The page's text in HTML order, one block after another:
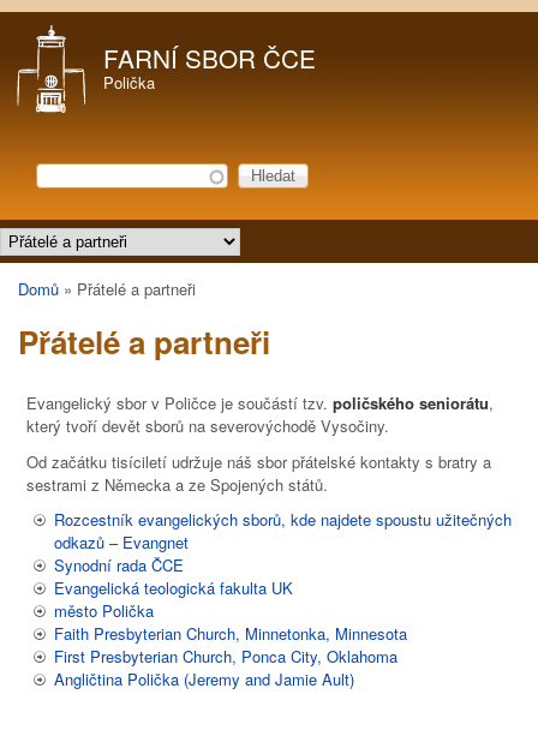
FARNÍ SBOR ČCE
Polička
Vyhledávání
Hledat
Hlavní menu
Jste zde
Domů » Přátelé a partneři
Přátelé a partneři
Evangelický sbor v Poličce je součástí tzv. poličského seniorátu,
který tvoří devět sborů na severovýchodě Vysočiny.
Od začátku tisíciletí udržuje náš sbor přátelské kontakty s bratry a
sestrami z Německa a ze Spojených států.
Rozcestník evangelických sborů, kde najdete spoustu užitečných
odkazů – Evangnet
Synodní rada ČCE
Evangelická teologická fakulta UK
město Polička
Faith Presbyterian Church, Minnetonka, Minnesota
First Presbyterian Church, Ponca City, Oklahoma
Angličtina Polička (Jeremy and Jamie Ault)